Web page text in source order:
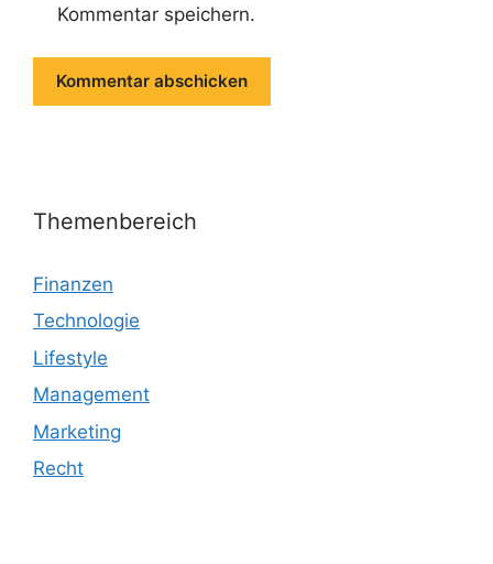
Kommentar speichern.
Themenbereich
Finanzen
Technologie
Lifestyle
Management
Marketing
Recht